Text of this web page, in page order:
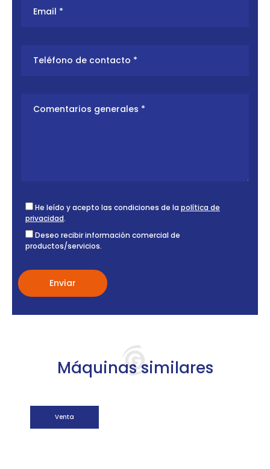
He leído y acepto las condiciones de la política de
privacidad.
Deseo recibir información comercial de
productos/servicios.
Máquinas similares
Venta